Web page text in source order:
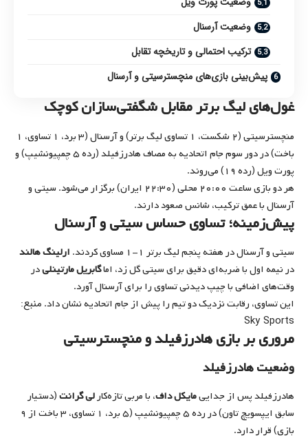
وضعیت آرسنال
ترکیب احتمالی و تاریخچه تقابل
پیش‌بینی بازی‌های منچسترسیتی و آرسنال
غول‌های لیگ برتر مقابل شگفتی‌سازان کوچک
منچسترسیتی (۲ شکست، ۱ تساوی لیگ برتر) و آرسنال (۳ برد، ۱ تساوی، ۱
باخت) در دور سوم جام اتحادیه به مصاف هادرزفیلد (رده ۵ چمپیونشیپ) و
پورت ویل (رده ۱۹) می‌روند.
هر دو بازی ساعت ۲۰:۰۰ محلی (۲۲:۳۰ ایران) برگزار می‌شود. سیتی و
آرسنال با عمق ترکیب، شانس صعود دارند.
پیش‌زمینه؛ تساوی حساس سیتی و آرسنال
سیتی و آرسنال در هفته پنجم لیگ برتر ۱-۱ مساوی کردند.
ارلینگ هالند
در نیمه اول با ضربه‌ای دقیق برای سیتی گل زد، اماگابریل مارتینلیدر
وقت‌های اضافی با چیپ دیدنی تساوی را برای آرسنال آورد.
این تساوی، رقابت نزدیک دو تیم را پیش از جام اتحادیه نشان داد. منبع:
Sky Sports
مروری بر بازی هادرزفیلد و منچسترسیتی
وضعیت هادرزفیلد
هادرزفیلد پس از جداییمایکل داف، با مربی تازه‌کارلی گرانت(دستیار
سابق ایپسویچ تاون) در رده ۵ چمپیونشیپ (۵ برد، ۱ تساوی، ۳ باخت از ۹
بازی) قرار دارد.